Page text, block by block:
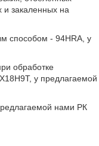
и закаленных на
способом - 94HRA, у
обработке
у предлагаемой
нами РК